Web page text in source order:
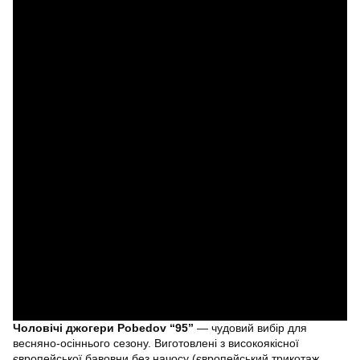
Чоловічі джогери Pobedov “95” — чудовий вибір для
весняно-осіннього сезону. Виготовлені з високоякісної